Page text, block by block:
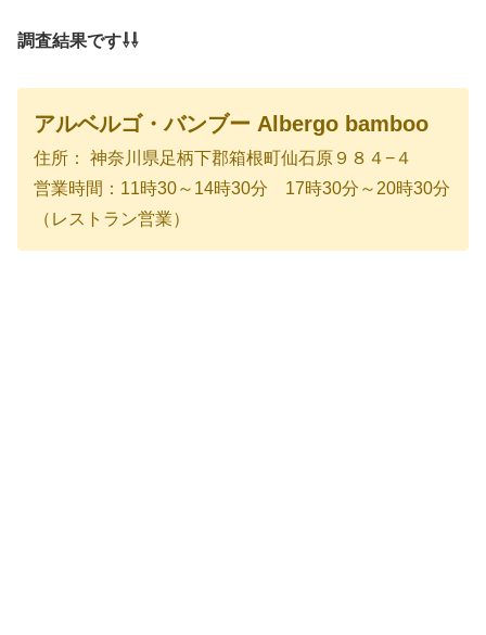
調査結果です⇩⇩
アルベルゴ・バンブー Albergo bamboo
住所： 神奈川県足柄下郡箱根町仙石原９８４−４
営業時間：11時30～14時30分 17時30分～20時30分
（レストラン営業）